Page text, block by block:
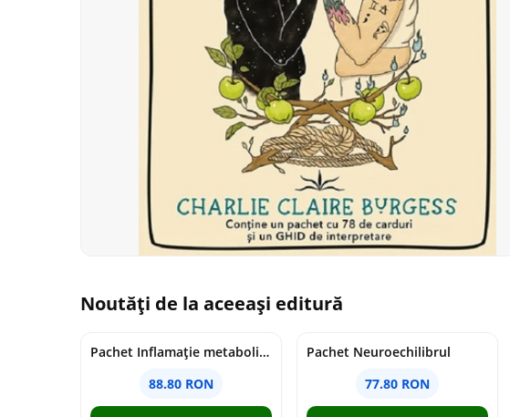
Noutăți de la aceeași editură
Pachet Inflamație metabolism și creier
88.80 RON
Pachet Neuroechilibrul
77.80 RON